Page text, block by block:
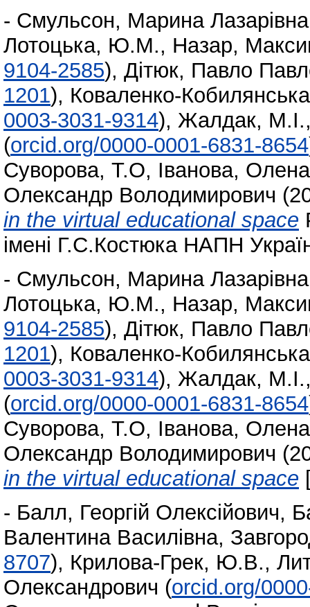
- Смульсон, Марина Лазарівна
Лотоцька, Ю.М., Назар,
9104-2585), Дітюк, Павло
1201), Коваленко-
0003-3031-9314), Жалдак, М.І.
(orcid.org/0000-0001-6831-8654
Суворова, Т.О, Іванова,
Олександр Володимирович
in the virtual educational space
імені Г.С.Костюка НАПН
- Смульсон, Марина Лазарівна
Лотоцька, Ю.М., Назар,
9104-2585), Дітюк, Павло
1201), Коваленко-
0003-3031-9314), Жалдак, М.І.
(orcid.org/0000-0001-6831-8654
Суворова, Т.О, Іванова,
Олександр Володимирович
in the virtual educational space
- Балл, Георгій Олексійович,
Валентина Василівна,
8707), Крилова-Грек, Ю.В.,
Олександрович (orcid.org/